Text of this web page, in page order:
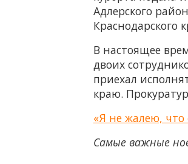
Адлерского
Краснодарского
В настоящее
двоих
приехал
краю.
«Я не жалею, что
Самые важные